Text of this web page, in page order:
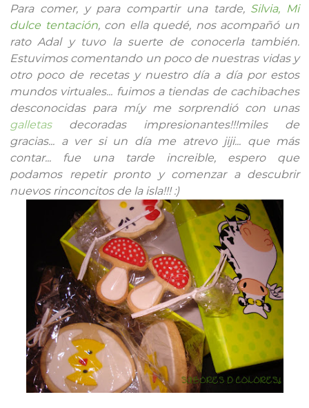
Para comer, y para compartir una tarde, Silvia, Mi
dulce tentación, con ella quedé, nos acompañó un
rato Adal y tuvo la suerte de conocerla también.
Estuvimos comentando un poco de nuestras vidas y
otro poco de recetas y nuestro día a día por estos
mundos virtuales... fuimos a tiendas de cachibaches
desconocidas para mí,y me sorprendió con unas
galletasdecoradas impresionantes!!!miles de
gracias... a ver si un día me atrevo jiji... que más
contar... fue una tarde increible, espero que
podamos repetir pronto y comenzar a descubrir
nuevos rinconcitos de la isla!!! :)